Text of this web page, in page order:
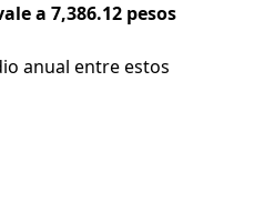
a 7,386.12 pesos
anual entre estos